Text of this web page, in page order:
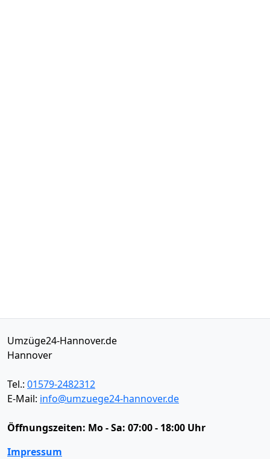
Umzüge24-Hannover.de
Hannover
Tel.: 01579-2482312
E-Mail: info@umzuege24-hannover.de
Öffnungszeiten: Mo - Sa: 07:00 - 18:00 Uhr
Impressum